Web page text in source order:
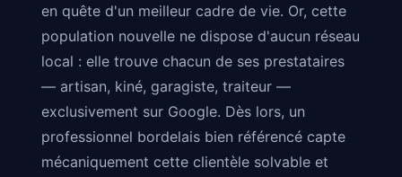
en quête d'un meilleur cadre de vie. Or, cette
population nouvelle ne dispose d'aucun réseau
local : elle trouve chacun de ses prestataires
— artisan, kiné, garagiste, traiteur —
exclusivement sur Google. Dès lors, un
professionnel bordelais bien référencé capte
mécaniquement cette clientèle solvable et